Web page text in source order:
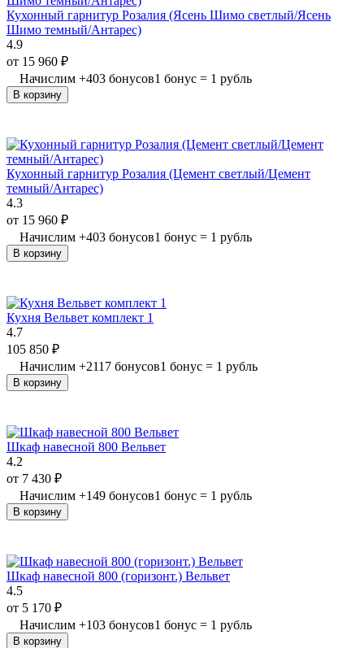
Кухонный гарнитур Розалия (Ясень Шимо светлый/Ясень
Шимо темный/Антарес)
4.9
от 15 960 ₽
Начислим +403 бонусов1 бонус = 1 рубль
В корзину
Кухонный гарнитур Розалия (Цемент светлый/Цемент
темный/Антарес)
4.3
от 15 960 ₽
Начислим +403 бонусов1 бонус = 1 рубль
В корзину
Кухня Вельвет комплект 1
4.7
105 850 ₽
Начислим +2117 бонусов1 бонус = 1 рубль
В корзину
Шкаф навесной 800 Вельвет
4.2
от 7 430 ₽
Начислим +149 бонусов1 бонус = 1 рубль
В корзину
Шкаф навесной 800 (горизонт.) Вельвет
4.5
от 5 170 ₽
Начислим +103 бонусов1 бонус = 1 рубль
В корзину